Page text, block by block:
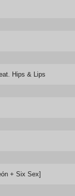
Hips & Lips
+ Six Sex]